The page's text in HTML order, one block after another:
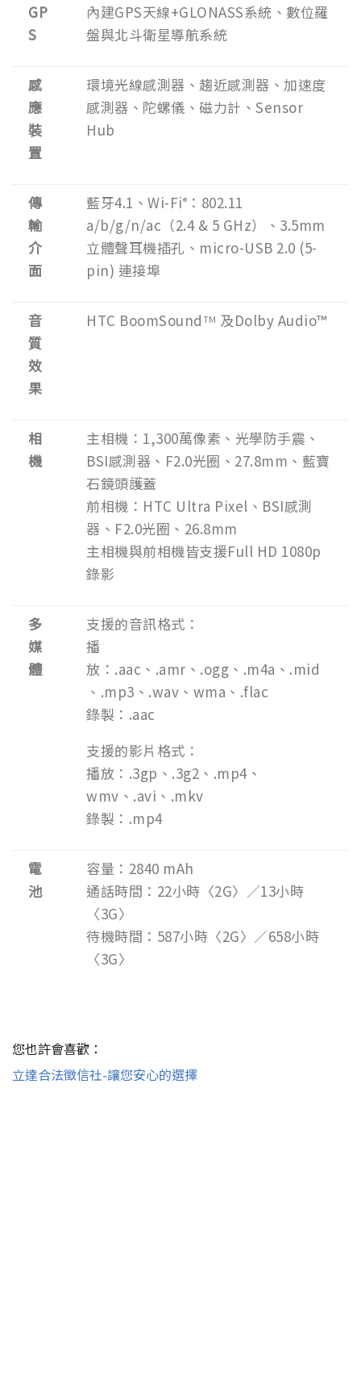
GP
S
內建GPS天線+GLONASS系統、數位羅
盤與北斗衛星導航系統
感
應
裝
置
環境光線感測器、趨近感測器、加速度
感測器、陀螺儀、磁力計、Sensor
Hub
傳
輸
介
面
藍牙4.1、Wi-Fi® ：802.11
a/b/g/n/ac（2.4 & 5 GHz）、3.5mm
立體聲耳機插孔、micro-USB 2.0 (5-
pin) 連接埠
音
質
效
果
HTC BoomSound TM 及Dolby Audio™
相
機
主相機：1,300萬像素、光學防手震、
BSI感測器、F2.0光圈、27.8mm、藍寶
石鏡頭護蓋
前相機：HTC Ultra Pixel、BSI感測
器、F2.0光圈、26.8mm
主相機與前相機皆支援Full HD 1080p
錄影
多
媒
體
支援的音訊格式：
播
放：.aac、.amr、.ogg、.m4a、.mid
、.mp3、.wav、wma、.flac
錄製：.aac
支援的影片格式：
播放：.3gp、.3g2、.mp4、
wmv、.avi、.mkv
錄製：.mp4
電
池
容量：2840 mAh
通話時間：22小時〈2G〉／13小時
〈3G〉
待機時間：587小時〈2G〉／658小時
〈3G〉
您也許會喜歡：
立達合法徵信社-讓您安心的選擇